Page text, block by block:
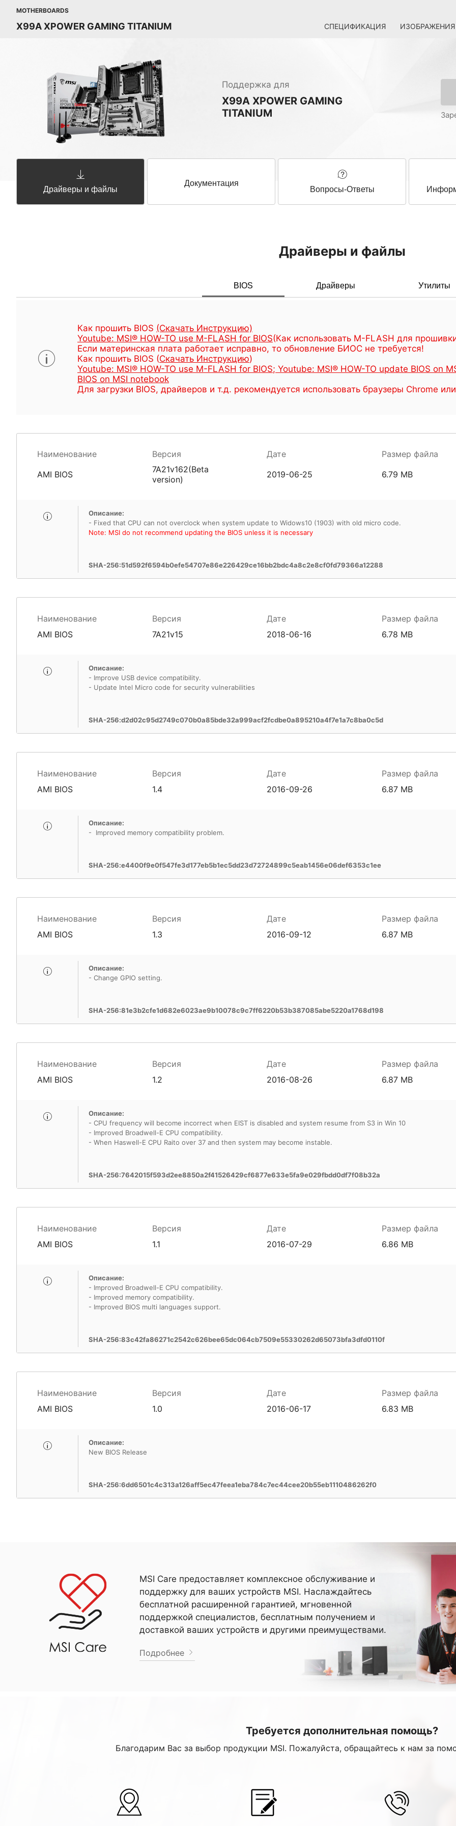
MOTHERBOARDS
X99A XPOWER GAMING TITANIUM СПЕЦИФИКАЦИЯ ИЗОБРАЖЕНИЯ
Поддержка для
X99A XPOWER GAMING
TITANIUM
Драйверы и файлы
Документация
Вопросы-Ответы
Драйверы и файлы
BIOS Драйверы Утилиты
Как прошить BIOS (Скачать Инструкцию)
Youtube: MSI® HOW-TO use M-FLASH for BIOS(Как использовать M-FLASH для
Если материнская плата работает исправно, то обновление БИОС не требуется!
Как прошить BIOS (Скачать Инструкцию)
Youtube: MSI® HOW-TO use M-FLASH for BIOS; Youtube: MSI® HOW-TO update BIOS on
BIOS on MSI notebook
Для загрузки BIOS, драйверов и т.д. рекомендуется использовать браузеры Chrome
Наименование Версия Дате
Размер файла
AMI BIOS
7A21v162(Beta
version)
2019-06-25 6.79 MB
Описание:
Note: MSI do not recommend updating the BIOS unless it is necessary
SHA-256:51d592f6594b0efe54707e86e226429ce16bb2bdc4a8c2e8cf0fd79366a12288
Наименование Версия Дате Размер файла
AMI BIOS 7A21v15 2018-06-16 6.78 MB
Описание:
- Improve USB device compatibility.
- Update Intel Micro code for security vulnerabilities
SHA-256:d2d02c95d2749c070b0a85bde32a999acf2fcdbe0a895210a4f7e1a7c8ba0c5d
Наименование Версия Дате Размер файла
AMI BIOS 1.4 2016-09-26 6.87 MB
Описание:
- Improved memory compatibility problem.
SHA-256:e4400f9e0f547fe3d177eb5b1ec5dd23d72724899c5eab1456e06def6353c1ee
Наименование Версия Дате Размер файла
AMI BIOS 1.3 2016-09-12 6.87 MB
Описание:
- Change GPIO setting.
SHA-256:81e3b2cfe1d682e6023ae9b10078c9c7ff6220b53b387085abe5220a1768d198
Наименование Версия Дате Размер файла
AMI BIOS 1.2 2016-08-26 6.87 MB
Описание:
- CPU frequency will become incorrect when EIST is disabled and system resume from S3 in Win 10
- Improved Broadwell-E CPU compatibility.
- When Haswell-E CPU Raito over 37 and then system may become instable.
SHA-256:7642015f593d2ee8850a2f41526429cf6877e633e5fa9e029fbdd0df7f08b32a
Наименование Версия Дате Размер файла
AMI BIOS 1.1 2016-07-29 6.86 MB
Описание:
- Improved Broadwell-E CPU compatibility.
- Improved memory compatibility.
- Improved BIOS multi languages support.
SHA-256:83c42fa86271c2542c626bee65dc064cb7509e55330262d65073bfa3dfd0110f
Наименование Версия Дате Размер файла
AMI BIOS 1.0 2016-06-17 6.83 MB
Описание:
New BIOS Release
SHA-256:6dd6501c4c313a126aff5ec47feea1eba784c7ec44cee20b55eb1110486262f0
MSI Care предоставляет комплексное обслуживание и
поддержку для ваших устройств MSI. Наслаждайтесь
бесплатной расширенной гарантией, мгновенной
поддержкой специалистов, бесплатным получением и
доставкой ваших устройств и другими преимуществами.
Подробнее
Требуется дополнительная помощь?
Благодарим Вас за выбор продукции MSI. Пожалуйста, обращайтесь к нам за